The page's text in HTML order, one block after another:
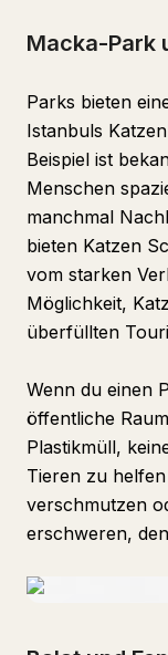
Macka-Park
Parks bieten
Istanbuls
Beispiel ist
Menschen
manchmal
bieten Katzen
vom starken
Möglichkeit,
überfüllten
Wenn du einen
öffentliche
Plastikmüll,
Tieren zu
verschmutzen
erschweren,